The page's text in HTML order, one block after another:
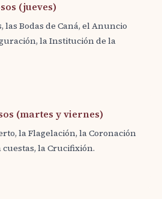
(jueves)
las Bodas de Caná, el Anuncio
la Institución de la
(martes y viernes)
la Flagelación, la Coronación
cuestas, la Crucifixión.